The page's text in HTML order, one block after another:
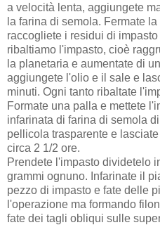
a velocità lenta, aggiungete
la farina di semola. Fermate
raccogliete i residui di
ribaltiamo l'impasto, cioè
la planetaria e aumentate di
aggiungete l'olio e il sale e
minuti. Ogni tanto ribaltate
Formate una palla e mettete
infarinata di farina di semola
pellicola trasparente e
circa 2 1/2 ore.
Prendete l'impasto dividetelo
grammi ognuno. Infarinate il
pezzo di impasto e fate delle
l'operazione ma formando
fate dei tagli obliqui sulle